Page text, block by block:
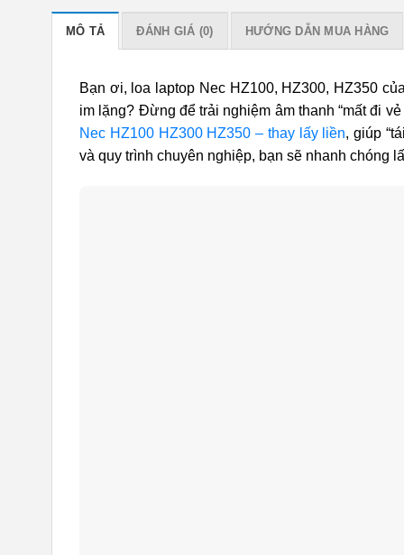
MÔ TẢ ĐÁNH GIÁ (0) HƯỚNG DẪN MUA HÀNG
Bạn ơi, loa laptop Nec HZ100, HZ300, HZ350
im lặng? Đừng để trải nghiệm âm thanh “mất đi
Nec HZ100 HZ300 HZ350 – thay lấy liền, giúp
và quy trình chuyên nghiệp, bạn sẽ nhanh chóng